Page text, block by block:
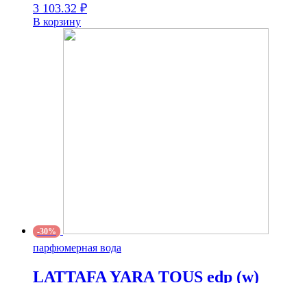
3 103.32 ₽
В корзину
-30%
парфюмерная вода
LATTAFA YARA TOUS edp (w)